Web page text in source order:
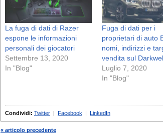
La fuga di dati di Razer
espone le informazioni
personali dei giocatori
Settembre 13, 2020
In "Blog"
Fuga di dati per i
proprietari di auto
nomi, indirizzi e
vendita sul
Luglio 7, 2020
In "Blog"
Condividi: Twitter | Facebook | LinkedIn
« articolo precedente